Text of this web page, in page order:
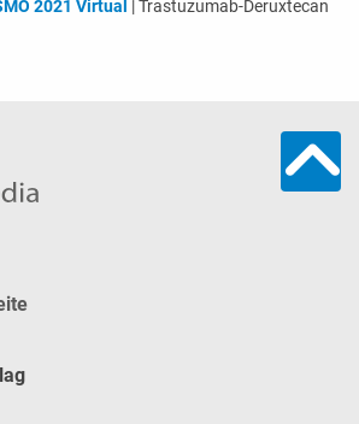
2021 Virtual | Trastuzumab-Deruxtecan